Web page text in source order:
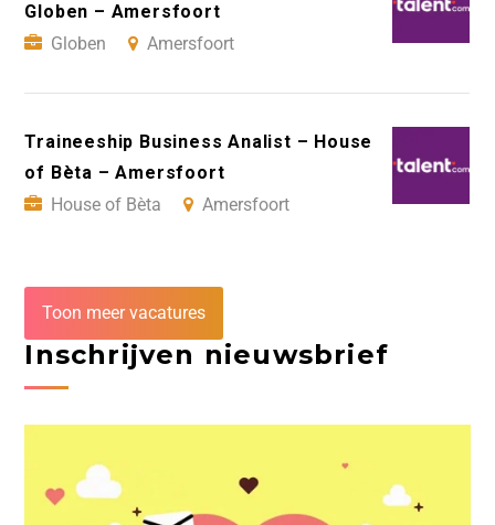
Globen – Amersfoort
Globen
Amersfoort
Traineeship Business Analist – House
of Bèta – Amersfoort
House of Bèta
Amersfoort
Toon meer vacatures
Inschrijven nieuwsbrief